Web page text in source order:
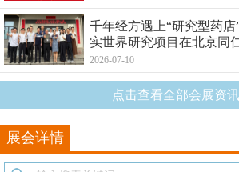
千年经方遇上“研究型药
实世界研究项目在北京同
2026-07-10
点击查看全部会展资
展会详情